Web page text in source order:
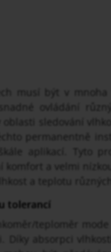
musí být v
ovládání
sledování
permanentně
aplikací. Tyto
komfort a velmi
a teplotu
tolerancí
teploměr
Díky absorpci